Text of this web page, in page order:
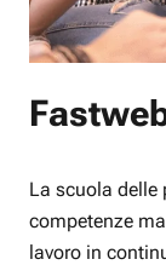
La scuola
competenze
lavoro in